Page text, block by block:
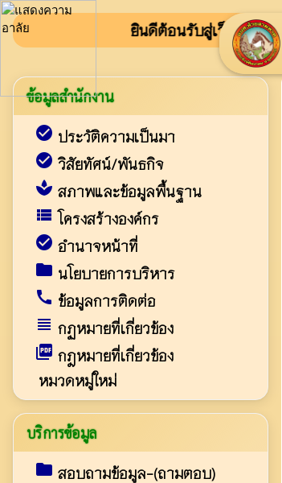
ยินดีต้อนรับสู่เว็บไซต์ของ องค์ก
ข้อมูลสำนักงาน
check_circle ประวัติความเป็นมา
check_circle วิสัยทัศน์/พันธกิจ
spa สภาพและข้อมูลพื้นฐาน
view_list โครงสร้างองค์กร
check_circle อำนาจหน้าที่
folder นโยบายการบริหาร
call ข้อมูลการติดต่อ
view_headline กฏหมายที่เกี่ยวข้อง
picture_as_pdf กฎหมายที่เกี่ยวข้อง
หมวดหมู่ใหม่
บริการข้อมูล
folder สอบถามข้อมูล-(ถามตอบ)